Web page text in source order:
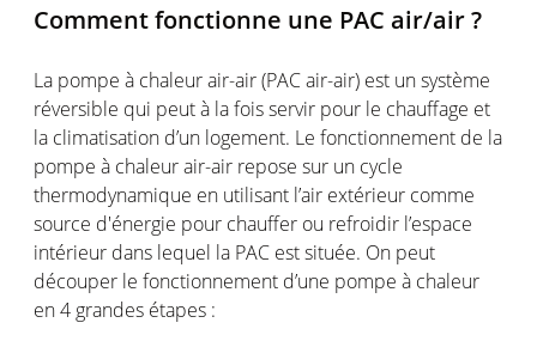
Comment fonctionne une PAC air/air ?
La pompe à chaleur air-air (PAC air-air) est un système
réversible qui peut à la fois servir pour le chauffage et
la climatisation d’un logement. Le fonctionnement de la
pompe à chaleur air-air repose sur un cycle
thermodynamique en utilisant l’air extérieur comme
source d'énergie pour chauffer ou refroidir l’espace
intérieur dans lequel la PAC est située. On peut
découper le fonctionnement d’une pompe à chaleur
en 4 grandes étapes :